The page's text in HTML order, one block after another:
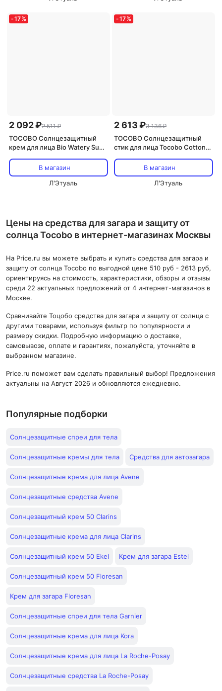
-17%
2 092 ₽2 511 ₽
TOCOBO Солнцезащитный
крем для лица Bio Watery Sun
В магазин
Л'Этуаль
-17%
2 613 ₽3 136 ₽
TOCOBO Солнцезащитный
стик для лица Tocobo Cotton
В магазин
Л'Этуаль
Цены на средства для загара и защиту от
солнца Tocobo в интернет-магазинах Москвы
На Price.ru вы можете выбрать и купить средства для загара и
защиту от солнца Tocobo по выгодной цене 510 руб - 2613 руб,
ориентируясь на стоимость, характеристики, обзоры и отзывы
среди 22 актуальных предложений от 4 интернет-магазинов в
Москве.
Сравнивайте Тоцобо средства для загара и защиту от солнца с
другими товарами, используя фильтр по популярности и
размеру скидки. Подробную информацию о доставке,
самовывозе, оплате и гарантиях, пожалуйста, уточняйте в
выбранном магазине.
Price.ru поможет вам сделать правильный выбор! Предложения
актуальны на Август 2026 и обновляются ежедневно.
Популярные подборки
Солнцезащитные спреи для тела
Солнцезащитные кремы для тела Средства для автозагара
Солнцезащитные крема для лица Avene
Солнцезащитные средства Avene
Солнцезащитный крем 50 Clarins
Солнцезащитные крема для лица Clarins
Солнцезащитный крем 50 Ekel Крем для загара Estel
Солнцезащитный крем 50 Floresan
Крем для загара Floresan
Солнцезащитные спреи для тела Garnier
Солнцезащитные крема для лица Kora
Солнцезащитные крема для лица La Roche-Posay
Солнцезащитные средства La Roche-Posay